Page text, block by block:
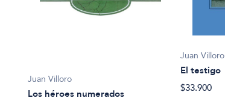
Juan Villoro
Los héroes numerados
Juan Villoro
El testigo
$33.900